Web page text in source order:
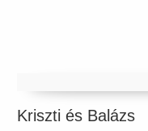
Kriszti és Balázs